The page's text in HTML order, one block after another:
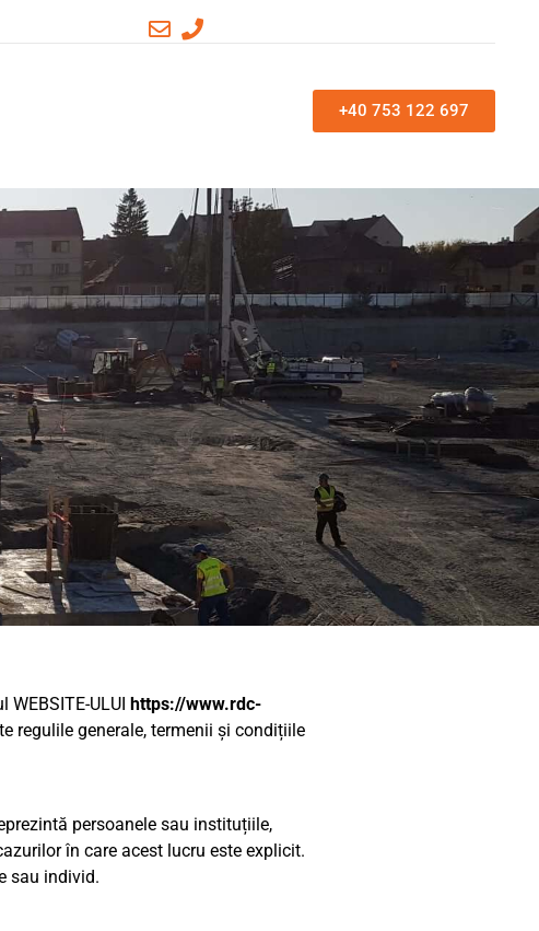
+40 753 122 697
ULUI https://www.rdc-
regulile generale, termenii și condițiile
persoanele sau instituțiile,
în care acest lucru este explicit.
sau individ.